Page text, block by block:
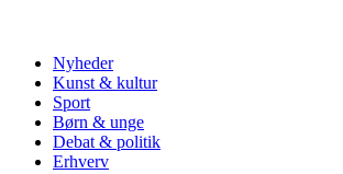
Nyheder
Kunst & kultur
Sport
Børn & unge
Debat & politik
Erhverv